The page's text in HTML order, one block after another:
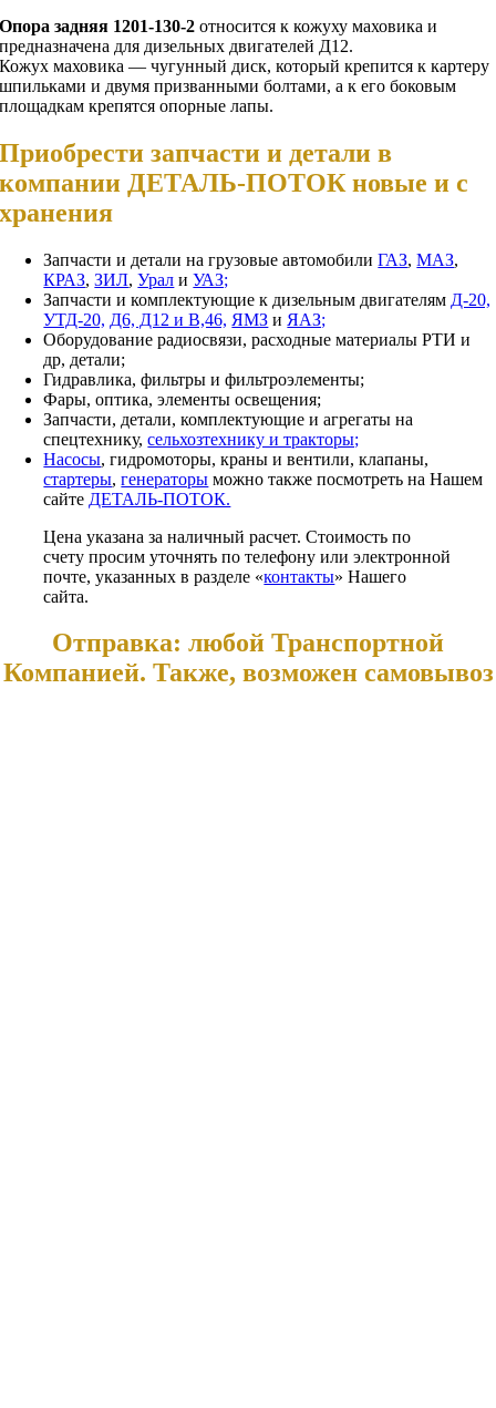
Опора задняя 1201-130-2 относится к кожуху маховика и
предназначена для дизельных двигателей Д12.
Кожух маховика — чугунный диск, который крепится к картеру
шпильками и двумя призванными болтами, а к его боковым
площадкам крепятся опорные лапы.
Приобрести запчасти и детали в
компании ДЕТАЛЬ-ПОТОК новые и с
хранения
Запчасти и детали на грузовые автомобилиГАЗ,МАЗ,
КРАЗ,ЗИЛ,Урал иУАЗ;
Запчасти и комплектующие к дизельным двигателям Д-20,
УТД-20, Д6, Д12 и В,46, ЯМЗ и ЯАЗ;
Оборудование радиосвязи, расходные материалы РТИ и
др, детали;
Гидравлика, фильтры и фильтроэлементы;
Фары, оптика, элементы освещения;
Запчасти, детали, комплектующие и агрегаты на
спецтехнику,сельхозтехнику и тракторы;
Насосы, гидромоторы, краны и вентили, клапаны,
стартеры,генераторы можно также посмотреть на Нашем
сайте ДЕТАЛЬ-ПОТОК.
Цена указана за наличный расчет. Стоимость по
счету просим уточнять по телефону или электронной
почте, указанных в разделе «контакты» Нашего
сайта.
Отправка: любой Транспортной
Компанией. Также, возможен самовывоз